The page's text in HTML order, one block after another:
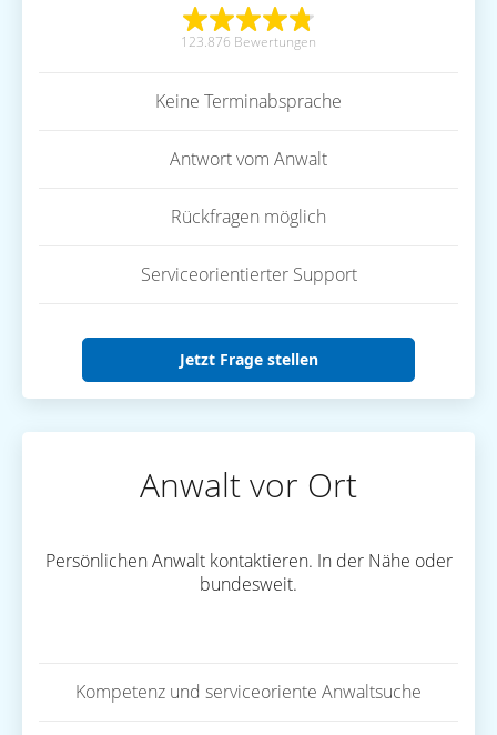
123.876 Bewertungen
Keine Terminabsprache
Antwort vom Anwalt
Rückfragen möglich
Serviceorientierter Support
Jetzt Frage stellen
Anwalt vor Ort
Persönlichen Anwalt kontaktieren. In der Nähe oder
bundesweit.
Kompetenz und serviceoriente Anwaltsuche